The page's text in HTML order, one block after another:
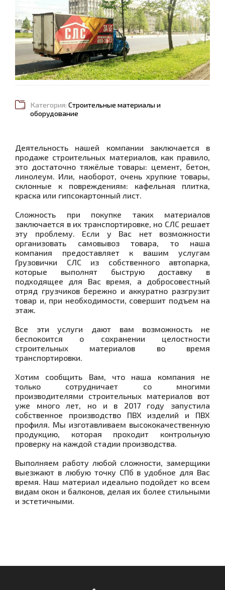
Категория: Строительные материалы и
оборудование
Деятельность нашей компании заключается в
продаже строительных материалов, как правило,
это достаточно тяжёлые товары: цемент, бетон,
линолеум. Или, наоборот, очень хрупкие товары,
склонные к повреждениям: кафельная плитка,
краска или гипсокартонный лист.
Сложность при покупке таких материалов
заключается в их транспортировке, но СЛС решает
эту проблему. Если у Вас нет возможности
организовать самовывоз товара, то наша
компания предоставляет к вашим услугам
Грузовички СЛС из собственного автопарка,
которые выполнят быструю доставку в
подходящее для Вас время, а добросовестный
отряд грузчиков бережно и аккуратно разгрузит
товар и, при необходимости, совершит подъем на
этаж.
Все эти услуги дают вам возможность не
беспокоится о сохранении целостности
строительных материалов во время
транспортировки.
Хотим сообщить Вам, что наша компания не
только сотрудничает со многими
производителями строительных материалов вот
уже много лет, но и в 2017 году запустила
собственное производство ПВХ изделий и ПВХ
профиля. Мы изготавливаем высококачественную
продукцию, которая проходит контрольную
проверку на каждой стадии производства.
Выполняем работу любой сложности, замерщики
выезжают в любую точку СПб в удобное для Вас
время. Наш материал идеально подойдет ко всем
видам окон и балконов, делая их более стильными
и эстетичными.